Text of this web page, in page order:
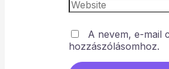
A nevem, e-mail
hozzászólásomhoz.